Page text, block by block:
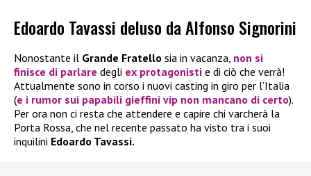
Edoardo Tavassi deluso da Alfonso Signorini
Nonostante il Grande Fratello sia in vacanza, non si
finisce di parlare degli ex protagonisti e di ciò che verrà!
Attualmente sono in corso i nuovi casting in giro per l’Italia
(e i rumor sui papabili gieffini vip non mancano di certo).
Per ora non ci resta che attendere e capire chi varcherà la
Porta Rossa, che nel recente passato ha visto tra i suoi
inquilini Edoardo Tavassi.